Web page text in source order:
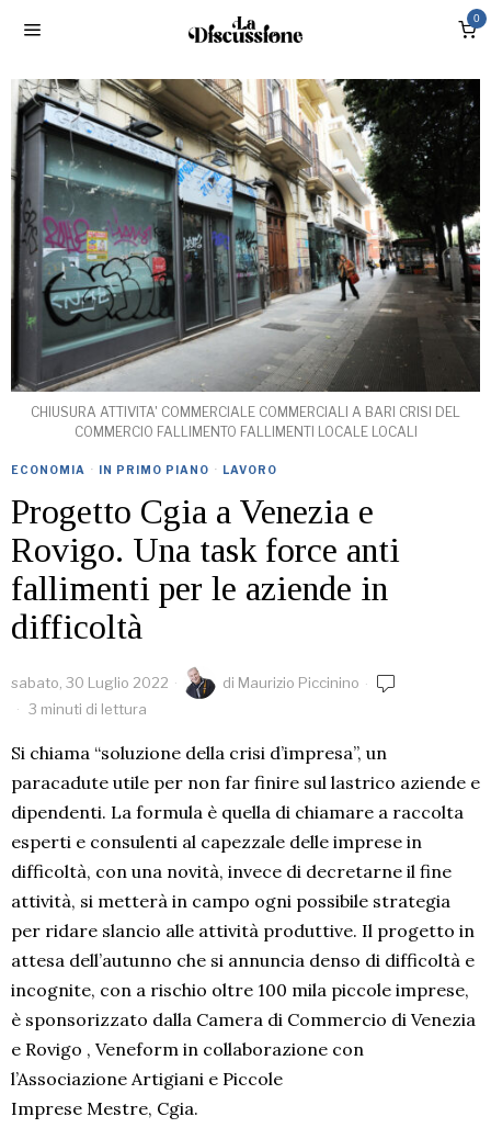
0
CHIUSURA ATTIVITA' COMMERCIALE COMMERCIALI A BARI CRISI DEL
COMMERCIO FALLIMENTO FALLIMENTI LOCALE LOCALI
ECONOMIA · IN PRIMO PIANO · LAVORO
Progetto Cgia a Venezia e
Rovigo. Una task force anti
fallimenti per le aziende in
difficoltà
sabato, 30 Luglio 2022 di Maurizio Piccinino
3 minuti di lettura
Si chiama “soluzione della crisi d’impresa”, un
paracadute utile per non far finire sul lastrico aziende e
dipendenti. La formula è quella di chiamare a raccolta
esperti e consulenti al capezzale delle imprese in
difficoltà, con una novità, invece di decretarne il fine
attività, si metterà in campo ogni possibile strategia
per ridare slancio alle attività produttive. Il progetto in
attesa dell’autunno che si annuncia denso di difficoltà e
incognite, con a rischio oltre 100 mila piccole imprese,
è sponsorizzato dalla Camera di Commercio di Venezia
e Rovigo , Veneform in collaborazione con
l’Associazione Artigiani e Piccole
Imprese Mestre, Cgia.